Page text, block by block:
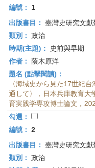
編號：
1
出版書目： 臺灣史研究文
類別： 政治
時期(主題)：
史前與早期
作者：
蔭木原洋
題名 (點擊閱讀)：
〈海域史から見た17世紀
通して〉，日本兵庫教育大
育実践学専攻博士論文，
勾選：
編號： 2
出版書目： 臺灣史研究文
類別： 政治